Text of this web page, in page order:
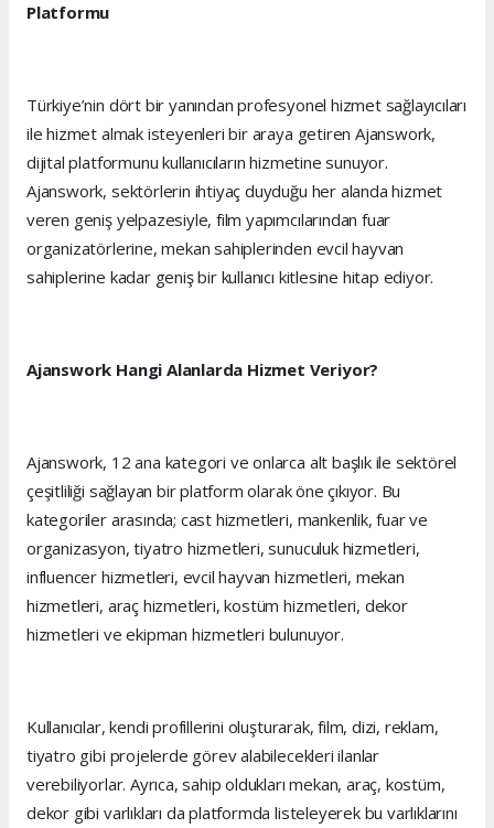
Platformu
Türkiye’nin dört bir yanından profesyonel hizmet sağlayıcıları
ile hizmet almak isteyenleri bir araya getiren Ajanswork,
dijital platformunu kullanıcıların hizmetine sunuyor.
Ajanswork, sektörlerin ihtiyaç duyduğu her alanda hizmet
veren geniş yelpazesiyle, film yapımcılarından fuar
organizatörlerine, mekan sahiplerinden evcil hayvan
sahiplerine kadar geniş bir kullanıcı kitlesine hitap ediyor.
Ajanswork Hangi Alanlarda Hizmet Veriyor?
Ajanswork, 12 ana kategori ve onlarca alt başlık ile sektörel
çeşitliliği sağlayan bir platform olarak öne çıkıyor. Bu
kategoriler arasında; cast hizmetleri, mankenlik, fuar ve
organizasyon, tiyatro hizmetleri, sunuculuk hizmetleri,
influencer hizmetleri, evcil hayvan hizmetleri, mekan
hizmetleri, araç hizmetleri, kostüm hizmetleri, dekor
hizmetleri ve ekipman hizmetleri bulunuyor.
Kullanıcılar, kendi profillerini oluşturarak, film, dizi, reklam,
tiyatro gibi projelerde görev alabilecekleri ilanlar
verebiliyorlar. Ayrıca, sahip oldukları mekan, araç, kostüm,
dekor gibi varlıkları da platformda listeleyerek bu varlıklarını